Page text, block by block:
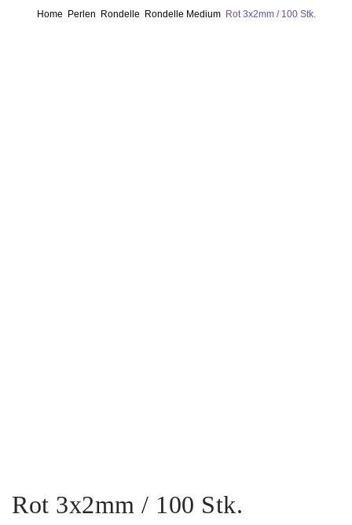
Home Perlen Rondelle Rondelle Medium Rot 3x2mm / 100 Stk.
Rot 3x2mm / 100 Stk.